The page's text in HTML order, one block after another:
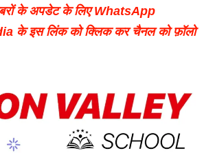
के अपडेट के लिए WhatsApp
के इस लिंक को क्लिक कर चैनल को फ़ॉलो